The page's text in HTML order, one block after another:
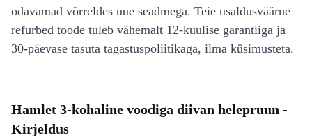
odavamad võrreldes uue seadmega. Teie usaldusväärne
refurbed toode tuleb vähemalt 12-kuulise garantiiga ja
30-päevase tasuta tagastuspoliitikaga, ilma küsimusteta.
Hamlet 3-kohaline voodiga diivan helepruun -
Kirjeldus